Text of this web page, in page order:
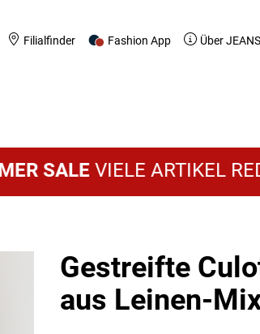
Filialfinder Fashion App Über
VIELE ARTIKEL
Gestreifte
aus Leinen-